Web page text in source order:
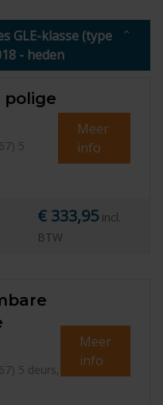
GLE-klasse (type
- heden
polige
5
Meer
info
€ 333,95 incl.
BTW
5 deurs,
Meer
info